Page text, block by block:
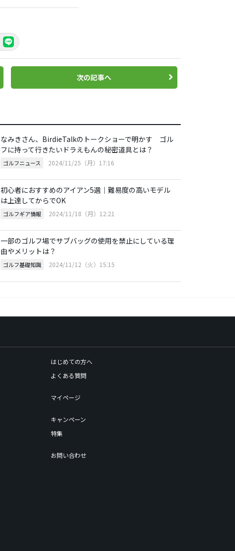
次の記事へ
なみきさん、BirdieTalkのトークショーで明かす ゴル
フに持って行きたいドラえもんの秘密道具とは？
ゴルフニュース 2024/11/25（月）17:16
初心者におすすめのアイアン5選｜難易度の高いモデル
は上達してからでOK
ゴルフギア情報 2024/11/18（月）12:21
一部のゴルフ場でサブバッグの使用を禁止にしている理
由やメリットは？
ゴルフ基礎知識 2024/11/12（火）15:15
はじめての方へ
よくある質問
マイページ
キャンペーン
特集
お問い合わせ